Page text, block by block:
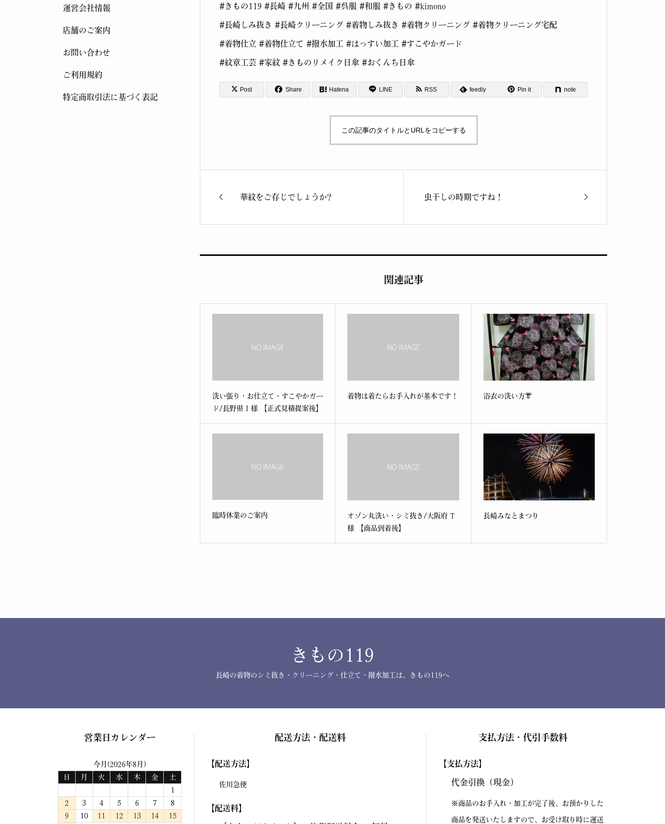
#きもの119 #長崎 #九州 #全国 #呉服 #和服 #きもの #kimono
#長崎しみ抜き #長崎クリーニング #着物しみ抜き #着物クリーニング #着物クリーニング宅配
#着物仕立 #着物仕立て #撥水加工 #はっすい加工 #すこやかガード
#紋章工芸 #家紋 #きものリメイク日傘 #おくんち日傘
Post Share Hatena LINE RSS feedly Pin it note
この記事のタイトルとURLをコピーする
華紋をご存じでしょうか? 虫干しの時期ですね！
関連記事
洗い張り・お仕立て・すこやかガー
ド/長野県 I 様 【正式見積提案後】
着物は着たらお手入れが基本です！ 浴衣の洗い方👘
臨時休業のご案内
オゾン丸洗い・シミ抜き/大阪府 T
様 【商品到着後】
長崎みなとまつり
運営会社情報
店舗のご案内
お問い合わせ
ご利用規約
特定商取引法に基づく表記
きもの119
長崎の着物のシミ抜き・クリーニング・仕立て・撥水加工は、きもの119へ
営業日カレンダー
今月(2026年8月)
日
月 火 水 木 金
土
1
2
3 4 5 6 7
8
9
10 11 12 13 14 15
配送方法・配送料
【配送方法】
佐川急便
【配送料】
支払方法・代引手数料
【支払方法】
代金引換（現金）
※商品のお手入れ・加工が完了後、お預かりした
商品を発送いたしますので、お受け取り時に運送